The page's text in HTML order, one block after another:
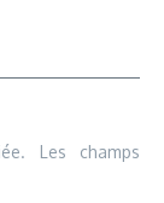
Les champs